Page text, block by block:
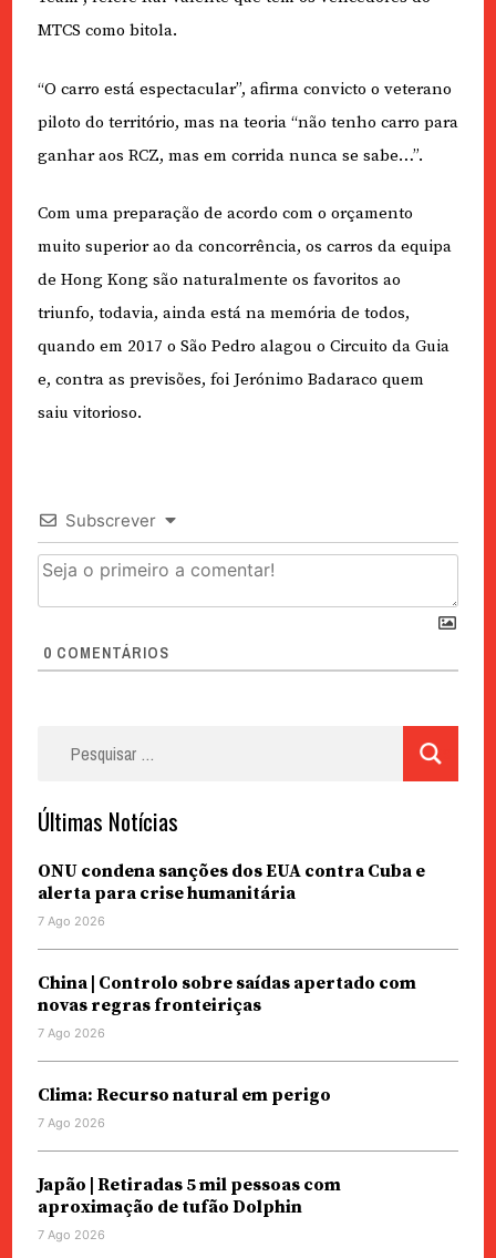
MTCS como bitola.
“O carro está espectacular”, afirma convicto o veterano
piloto do território, mas na teoria “não tenho carro para
ganhar aos RCZ, mas em corrida nunca se sabe…”.
Com uma preparação de acordo com o orçamento
muito superior ao da concorrência, os carros da equipa
de Hong Kong são naturalmente os favoritos ao
triunfo, todavia, ainda está na memória de todos,
quando em 2017 o São Pedro alagou o Circuito da Guia
e, contra as previsões, foi Jerónimo Badaraco quem
saiu vitorioso.
Subscrever
0 COMENTÁRIOS
Últimas Notícias
ONU condena sanções dos EUA contra Cuba e
alerta para crise humanitária
7 Ago 2026
China | Controlo sobre saídas apertado com
novas regras fronteiriças
7 Ago 2026
Clima: Recurso natural em perigo
7 Ago 2026
Japão | Retiradas 5 mil pessoas com
aproximação de tufão Dolphin
7 Ago 2026